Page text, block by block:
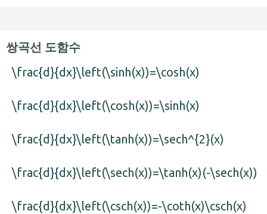
쌍곡선 도함수
\frac{d}{dx}\left(\sinh(x))=\cosh(x)
\frac{d}{dx}\left(\cosh(x))=\sinh(x)
\frac{d}{dx}\left(\tanh(x))=\sech^{2}(x)
\frac{d}{dx}\left(\sech(x))=\tanh(x)(-\sech(x))
\frac{d}{dx}\left(\csch(x))=-\coth(x)\csch(x)